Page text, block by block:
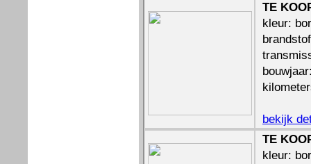
TE
kleur:
bekijk
TE
kleur: